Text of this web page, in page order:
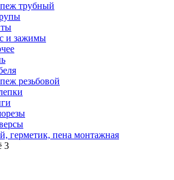
трубный
и зажимы
резьбовой
герметик, пена монтажная
3